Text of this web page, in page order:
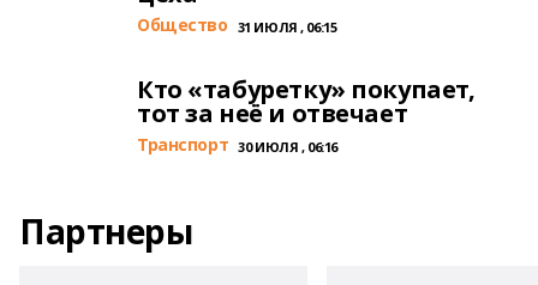
Общество 31 ИЮЛЯ , 06:15
Кто «табуретку» покупает,
тот за неё и отвечает
Транспорт 30 ИЮЛЯ , 06:16
Партнеры